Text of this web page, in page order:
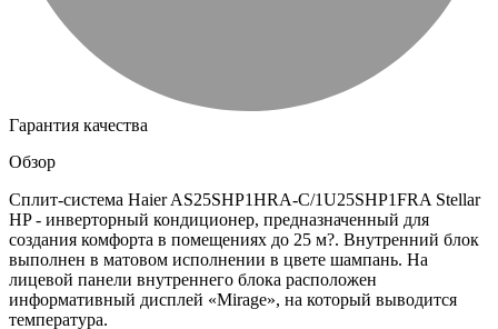
Гарантия качества
Обзор
Сплит-система Haier AS25SHP1HRA-C/1U25SHP1FRA Stellar
HP - инверторный кондиционер, предназначенный для
создания комфорта в помещениях до 25 м?. Внутренний блок
выполнен в матовом исполнении в цвете шампань. На
лицевой панели внутреннего блока расположен
информативный дисплей «Mirage», на который выводится
температура.